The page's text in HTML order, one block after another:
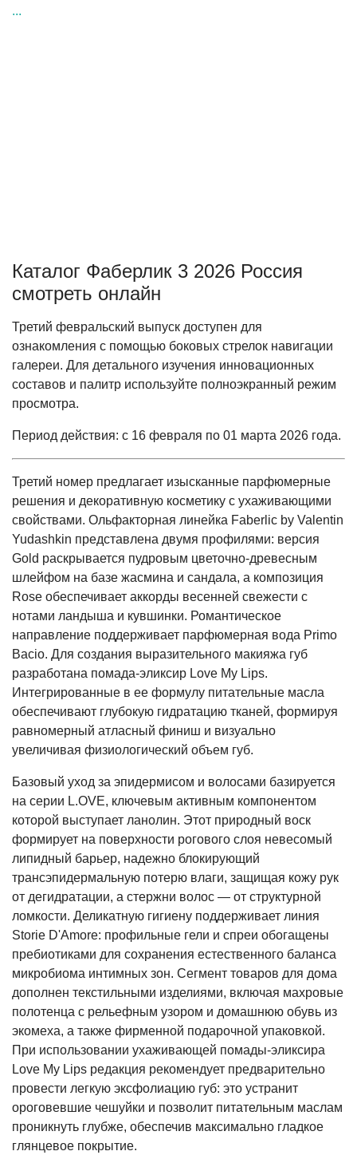
...
Каталог Фаберлик 3 2026 Россия
смотреть онлайн
Третий февральский выпуск доступен для
ознакомления с помощью боковых стрелок навигации
галереи. Для детального изучения инновационных
составов и палитр используйте полноэкранный режим
просмотра.
Период действия: с 16 февраля по 01 марта 2026 года.
Третий номер предлагает изысканные парфюмерные
решения и декоративную косметику с ухаживающими
свойствами. Ольфакторная линейка Faberlic by Valentin
Yudashkin представлена двумя профилями: версия
Gold раскрывается пудровым цветочно-древесным
шлейфом на базе жасмина и сандала, а композиция
Rose обеспечивает аккорды весенней свежести с
нотами ландыша и кувшинки. Романтическое
направление поддерживает парфюмерная вода Primo
Bacio. Для создания выразительного макияжа губ
разработана помада-эликсир Love My Lips.
Интегрированные в ее формулу питательные масла
обеспечивают глубокую гидратацию тканей, формируя
равномерный атласный финиш и визуально
увеличивая физиологический объем губ.
Базовый уход за эпидермисом и волосами базируется
на серии L.OVE, ключевым активным компонентом
которой выступает ланолин. Этот природный воск
формирует на поверхности рогового слоя невесомый
липидный барьер, надежно блокирующий
трансэпидермальную потерю влаги, защищая кожу рук
от дегидратации, а стержни волос — от структурной
ломкости. Деликатную гигиену поддерживает линия
Storie D'Amore: профильные гели и спреи обогащены
пребиотиками для сохранения естественного баланса
микробиома интимных зон. Сегмент товаров для дома
дополнен текстильными изделиями, включая махровые
полотенца с рельефным узором и домашнюю обувь из
экомеха, а также фирменной подарочной упаковкой.
При использовании ухаживающей помады-эликсира
Love My Lips редакция рекомендует предварительно
провести легкую эксфолиацию губ: это устранит
ороговевшие чешуйки и позволит питательным маслам
проникнуть глубже, обеспечив максимально гладкое
глянцевое покрытие.